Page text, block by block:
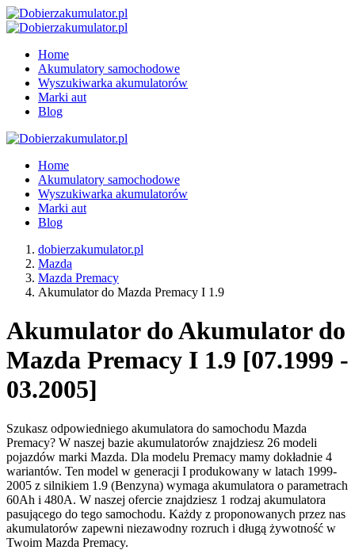
Home
Akumulatory samochodowe
Wyszukiwarka akumulatorów
Marki aut
Blog
Home
Akumulatory samochodowe
Wyszukiwarka akumulatorów
Marki aut
Blog
dobierzakumulator.pl
Mazda
Mazda Premacy
Akumulator do Mazda Premacy I 1.9
Akumulator do Akumulator do
Mazda Premacy I 1.9 [07.1999 -
03.2005]
Szukasz odpowiedniego akumulatora do samochodu Mazda
Premacy? W naszej bazie akumulatorów znajdziesz 26 modeli
pojazdów marki Mazda. Dla modelu Premacy mamy dokładnie 4
wariantów. Ten model w generacji I produkowany w latach 1999-
2005 z silnikiem 1.9 (Benzyna) wymaga akumulatora o parametrach
60Ah i 480A. W naszej ofercie znajdziesz 1 rodzaj akumulatora
pasującego do tego samochodu. Każdy z proponowanych przez nas
akumulatorów zapewni niezawodny rozruch i długą żywotność w
Twoim Mazda Premacy.